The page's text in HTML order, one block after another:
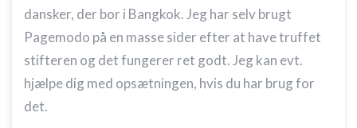
dansker, der bor i Bangkok. Jeg har selv brugt
Pagemodo på en masse sider efter at have truffet
stifteren og det fungerer ret godt. Jeg kan evt.
hjælpe dig med opsætningen, hvis du har brug for
det.